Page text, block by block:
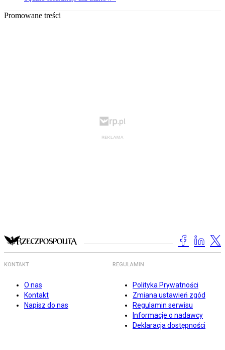
Promowane treści
KONTAKT
O nas
Kontakt
Napisz do nas
REGULAMIN
Polityka Prywatności
Zmiana ustawień zgód
Regulamin serwisu
Informacje o nadawcy
Deklaracja dostępności